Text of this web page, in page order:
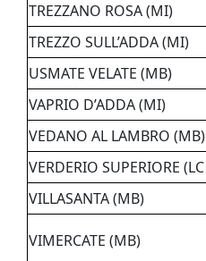
TREZZANO ROSA (MI)
TREZZO SULL’ADDA (MI)
USMATE VELATE (MB)
VAPRIO D’ADDA (MI)
VEDANO AL LAMBRO (MB)
VERDERIO SUPERIORE (LC
VILLASANTA (MB)
VIMERCATE (MB)